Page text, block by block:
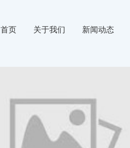
首页 关于我们 新闻动态